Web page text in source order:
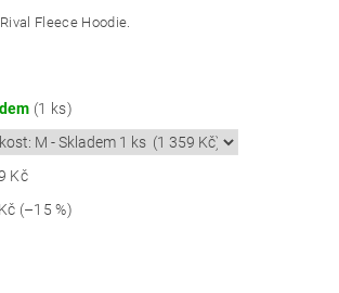
Fleece Hoodie.
(1 ks)
Kč
(–15 %)